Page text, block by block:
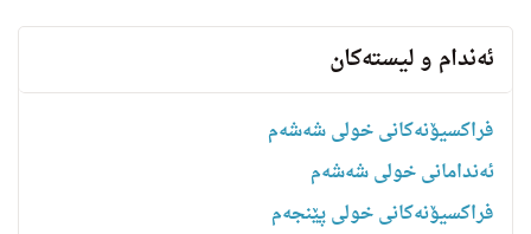
ئه‌ندام و لیسته‌كان
فراکسیۆنەکانی خولی شەشەم
ئەندامانی خولی شەشەم
فراکسیۆنەکانی خولی پێنجەم